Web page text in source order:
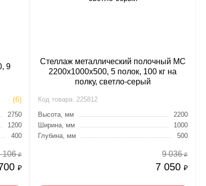
9
(6)
2750
1200
400
₽
106₽
Стеллаж металлический полочный МС
2200х1000х500, 5 полок, 100 кг на
полку, светло-серый
Код товара: 225812
Высота, мм
2200
Ширина, мм
1000
Глубина, мм
500
7 050 ₽
9 036₽